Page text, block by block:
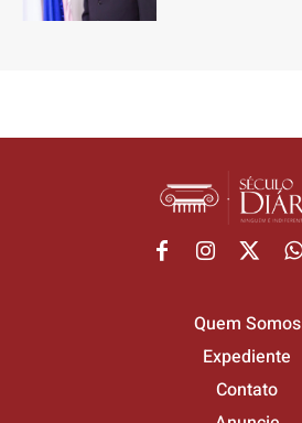
Quem Somos
Expediente
Contato